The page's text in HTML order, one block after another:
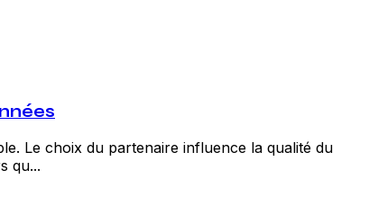
Le choix du partenaire influence la qualité du
qu...